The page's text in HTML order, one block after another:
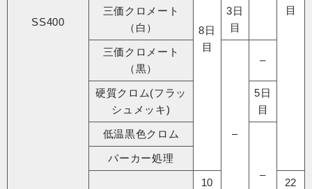
SS400
目
8日
目
三価クロメート
（白）
3日
目
三価クロメート
（黒）
–
–
硬質クロム(フラッ
シュメッキ)
5日
目
低温黒色クロム
–
パーカー処理
10
22